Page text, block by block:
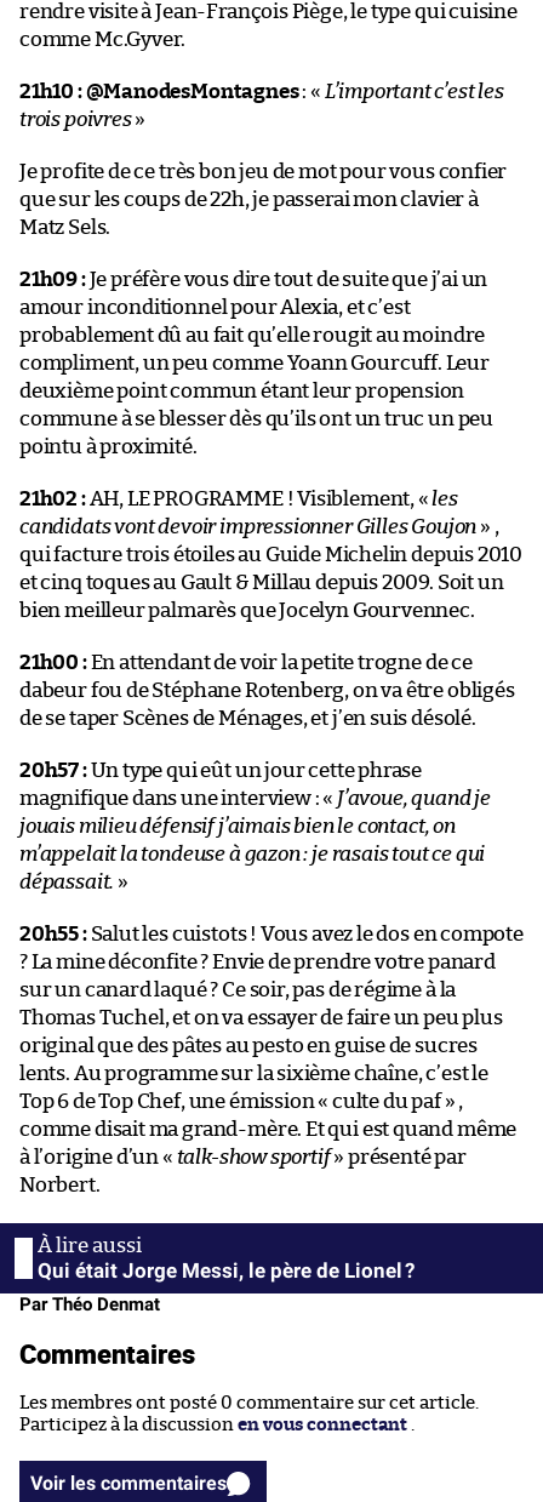
rendre visite à Jean-François Piège, le type qui cuisine
comme Mc.Gyver.
21h10 :@ManodesMontagnes: « L’important c’est les
trois poivres»
Je profite de ce très bon jeu de mot pour vous confier
que sur les coups de 22h, je passerai mon clavier à
Matz Sels.
21h09 : Je préfère vous dire tout de suite que j’ai un
amour inconditionnel pour Alexia, et c’est
probablement dû au fait qu’elle rougit au moindre
compliment, un peu comme Yoann Gourcuff. Leur
deuxième point commun étant leur propension
commune à se blesser dès qu’ils ont un truc un peu
pointu à proximité.
21h02 :AH, LE PROGRAMME ! Visiblement, «les
candidats vont devoir impressionner Gilles Goujon » ,
qui facture trois étoiles au Guide Michelin depuis 2010
et cinq toques au Gault & Millau depuis 2009. Soit un
bien meilleur palmarès que Jocelyn Gourvennec.
21h00 :En attendant de voir la petite trogne de ce
dabeur fou de Stéphane Rotenberg, on va être obligés
de se taper Scènes de Ménages, et j’en suis désolé.
20h57 :Un type qui eût un jour cette phrase
magnifique dans une interview : « J’avoue, quand je
jouais milieu défensif j’aimais bien le contact, on
m’appelait la tondeuse à gazon : je rasais tout ce qui
dépassait. »
20h55 :Salut les cuistots ! Vous avez le dos en compote
? La mine déconfite ? Envie de prendre votre panard
sur un canard laqué ? Ce soir, pas de régime à la
Thomas Tuchel, et on va essayer de faire un peu plus
original que des pâtes au pesto en guise de sucres
lents. Au programme sur la sixième chaîne, c’est le
Top 6 de Top Chef, une émission « culte du paf » ,
comme disait ma grand-mère. Et qui est quand même
à l’origine d’un « talk-show sportif» présenté par
Norbert.
Qui était Jorge Messi, le père de Lionel ?
Par Théo Denmat
Commentaires
Les membres ont posté 0 commentaire sur cet article.
Participez à la discussion en vous connectant .
Voir les commentaires